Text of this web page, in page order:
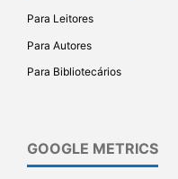
Para Leitores
Para Autores
Para Bibliotecários
GOOGLE METRICS